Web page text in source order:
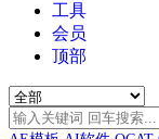
工具
会员
顶部